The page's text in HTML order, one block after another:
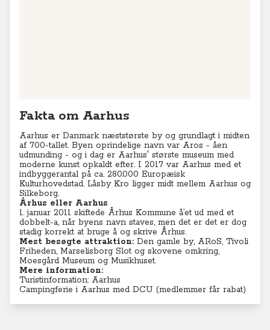
Fakta om Aarhus
Aarhus er Danmark næststørste by og grundlagt i midten
af 700-tallet. Byen oprindelige navn var Aros - åen
udmunding - og i dag er Aarhus' største museum med
moderne kunst opkaldt efter. I 2017 var Aarhus med et
indbyggerantal på ca. 280.000 Europæisk
Kulturhovedstad. Låsby Kro ligger midt mellem Aarhus og
Silkeborg.
Århus eller Aarhus
1. januar 2011 skiftede Århus Kommune å’et ud med et
dobbelt-a, når byens navn staves, men det er det er dog
stadig korrekt at bruge å og skrive Århus.
Mest besøgte attraktion: Den gamle by, ARoS, Tivoli
Friheden, Marselisborg Slot og skovene omkring,
Moesgård Museum og Musikhuset.
Mere information:
Turistinformation: Aarhus
Campingferie i Aarhus med DCU (medlemmer får rabat)